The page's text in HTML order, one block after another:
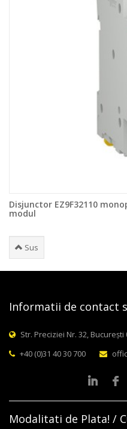
Disjunctor EZ9F32110
modul
Sus
Informatii de contact
Str. Preciziei Nr. 32, București
+40 (0)31 40 30 700
Modalitati de Plata! /